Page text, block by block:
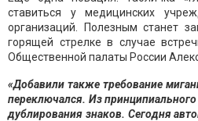
ставиться у медицинских
организаций. Полезным станет
горящей стрелке в случае
Общественной палаты России
«Добавили также требование
переключался. Из
дублирования знаков. Сегодня